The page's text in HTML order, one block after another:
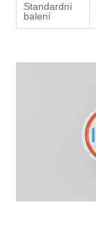
Standardní
balení